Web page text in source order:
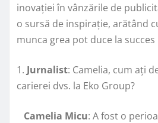
inovației în vânzările de
o sursă de inspirație, arătând
munca grea pot duce la
1. Jurnalist: Camelia, cum ați
carierei dvs. la Eko Group?
Camelia Micu: A fost o